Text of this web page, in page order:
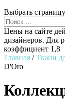
Выбрать страницу
Цены на сайте
дизайнеров. Для
коэффициент 1,8
Главная /Ткани
D'Oro